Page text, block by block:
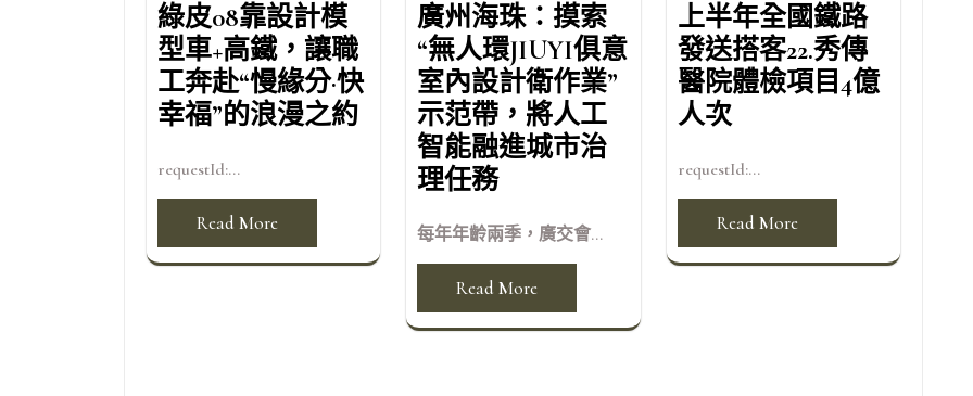
綠皮08靠設計模
型車+高鐵，讓職
工奔赴“慢緣分·快
幸福”的浪漫之約
requestId:...
Read More
廣州海珠：摸索
“無人環JIUYI俱意
室內設計衛作業”
示范帶，將人工
智能融進城市治
理任務
每年年齡兩季，廣交會...
Read More
上半年全國鐵路
發送搭客22.秀傳
醫院體檢項目4億
人次
requestId:...
Read More